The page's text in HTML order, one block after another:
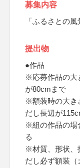
募集内容
「ふるさとの
提出物
●作品
※応募作品の大
が80cmまで
※額装時の大き
だし長辺が
※組の作品の場
る
※材質、形状、
だし必ず額装（